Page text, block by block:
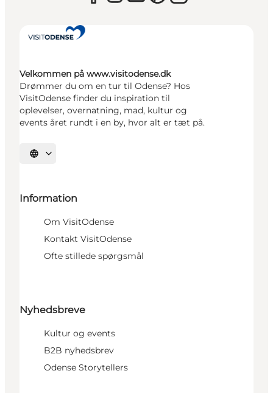
Velkommen på www.visitodense.dk
Drømmer du om en tur til Odense? Hos
VisitOdense finder du inspiration til
oplevelser, overnatning, mad, kultur og
events året rundt i en by, hvor alt er tæt på.
Vælg sprog
Information
Om VisitOdense
Kontakt VisitOdense
Ofte stillede spørgsmål
Nyhedsbreve
Kultur og events
B2B nyhedsbrev
Odense Storytellers